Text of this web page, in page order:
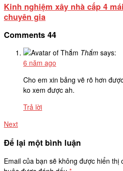
Kinh nghiệm xây nhà cấp 4
chuyên gia
Comments 44
Thắm says:
6 năm ago
Cho em xin bảng vẽ rõ hơn
ko xem được ah.
Trả lời
Next
Để lại một bình luận
Email của bạn sẽ không được hiển thị